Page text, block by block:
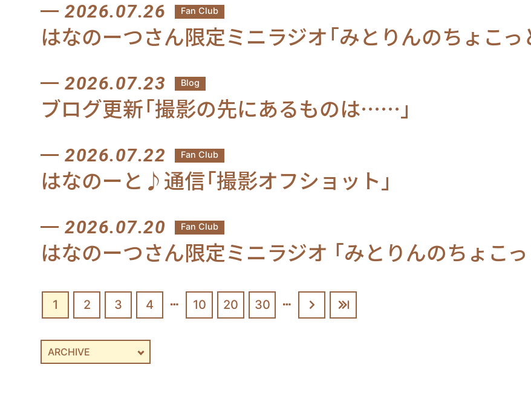
2026.07.26 Fan Club
はなのーつさん限定ミニラジオ「みとりんのちょこっ
2026.07.23 Blog
ブログ更新「撮影の先にあるものは……」
2026.07.22 Fan Club
はなのーと♪通信「撮影オフショット」
2026.07.20 Fan Club
はなのーつさん限定ミニラジオ 「みとりんのちょこ
1 2 3 4 10 20 30